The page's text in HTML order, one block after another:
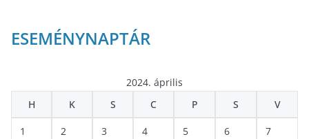
ESEMÉNYNAPTÁR
2024. április
H
K S C P S V
1 2 3 4 5 6 7